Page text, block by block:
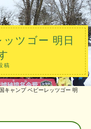
ツゴー 明日
稿
キャンプ ベビーレッツゴー 明